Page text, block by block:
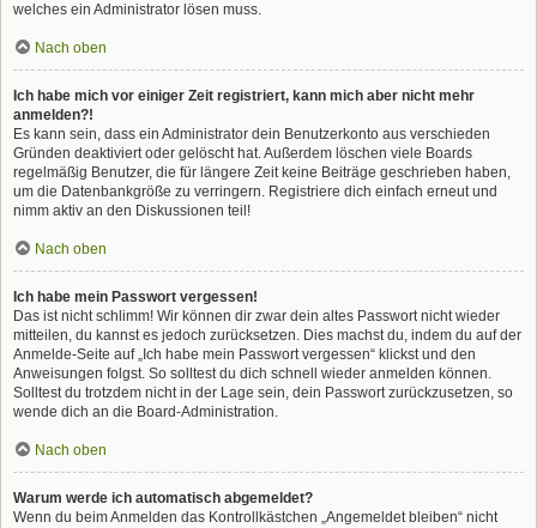
welches ein Administrator lösen muss.
Nach oben
Ich habe mich vor einiger Zeit registriert, kann mich aber nicht mehr
anmelden?!
Es kann sein, dass ein Administrator dein Benutzerkonto aus verschieden
Gründen deaktiviert oder gelöscht hat. Außerdem löschen viele Boards
regelmäßig Benutzer, die für längere Zeit keine Beiträge geschrieben haben,
um die Datenbankgröße zu verringern. Registriere dich einfach erneut und
nimm aktiv an den Diskussionen teil!
Nach oben
Ich habe mein Passwort vergessen!
Das ist nicht schlimm! Wir können dir zwar dein altes Passwort nicht wieder
mitteilen, du kannst es jedoch zurücksetzen. Dies machst du, indem du auf der
Anmelde-Seite auf „Ich habe mein Passwort vergessen“ klickst und den
Anweisungen folgst. So solltest du dich schnell wieder anmelden können.
Solltest du trotzdem nicht in der Lage sein, dein Passwort zurückzusetzen, so
wende dich an die Board-Administration.
Nach oben
Warum werde ich automatisch abgemeldet?
Wenn du beim Anmelden das Kontrollkästchen „Angemeldet bleiben“ nicht